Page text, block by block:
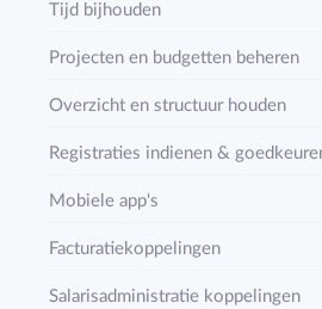
Tijd bijhouden
Projecten en budgetten beheren
Overzicht en structuur houden
Registraties indienen &
Mobiele app's
Facturatiekoppelingen
Salarisadministratie koppelingen